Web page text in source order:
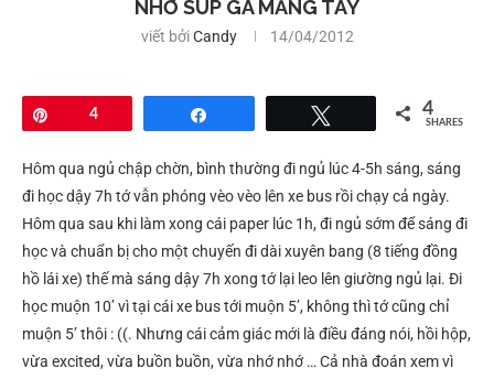
NHỚ SÚP GÀ MĂNG TÂY
viết bởiCandy 14/04/2012
4 4
SHARES
Hôm qua ngủ chập chờn, bình thường đi ngủ lúc 4-5h sáng, sáng
đi học dậy 7h tớ vẫn phóng vèo vèo lên xe bus rồi chạy cả ngày.
Hôm qua sau khi làm xong cái paper lúc 1h, đi ngủ sớm để sáng đi
học và chuẩn bị cho một chuyến đi dài xuyên bang (8 tiếng đồng
hồ lái xe) thế mà sáng dậy 7h xong tớ lại leo lên giường ngủ lại. Đi
học muộn 10’ vì tại cái xe bus tới muộn 5’, không thì tớ cũng chỉ
muộn 5’ thôi : ((. Nhưng cái cảm giác mới là điều đáng nói, hồi hộp,
vừa excited, vừa buồn buồn, vừa nhớ nhớ … Cả nhà đoán xem vì